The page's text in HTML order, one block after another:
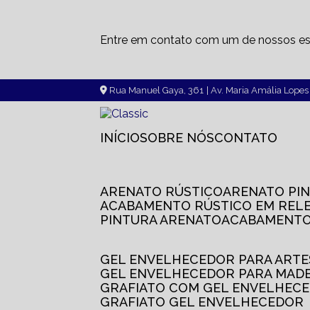
Entre em contato com um de nossos
Rua Manuel Gaya, 361 | Av. Maria Amália
INÍCIO SOBRE NÓS CONTATO
ARENATO RÚSTICO
ARENATO
ACABAMENTO RÚSTICO EM
PINTURA ARENATO
GEL ENVELHECEDOR PARA
GEL ENVELHECEDOR PARA
GRAFIATO COM GEL
GRAFIATO GEL ENVELHECEDOR